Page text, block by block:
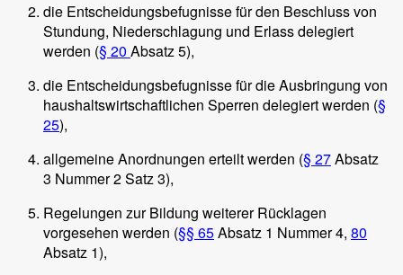
die Entscheidungsbefugnisse für den Beschluss von
Stundung, Niederschlagung und Erlass delegiert
werden (§ 20 Absatz 5),
die Entscheidungsbefugnisse für die Ausbringung von
haushaltswirtschaftlichen Sperren delegiert werden (§
25),
allgemeine Anordnungen erteilt werden (§ 27Absatz
3 Nummer 2 Satz 3),
Regelungen zur Bildung weiterer Rücklagen
vorgesehen werden (§§ 65Absatz 1 Nummer 4, 80
Absatz 1),